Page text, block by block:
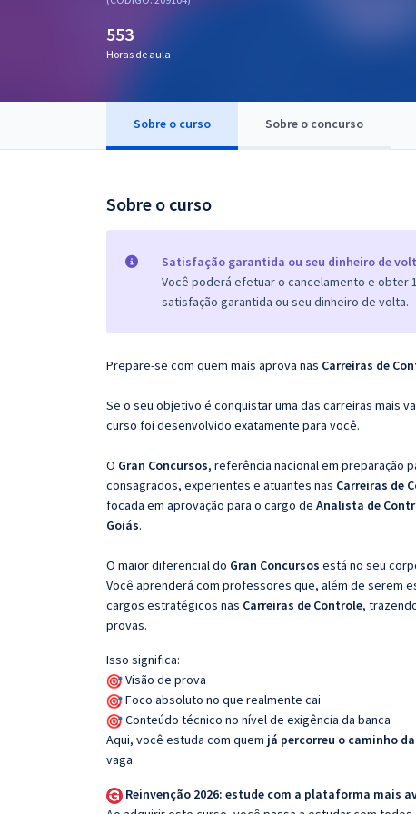
OAB
553
Horas de aula
Sobre o curso Sobre o concurso
Sobre o curso
Satisfação garantida ou seu dinheiro de
Você poderá efetuar o cancelamento e obter
satisfação garantida ou seu dinheiro de volta.
Prepare-se com quem mais aprova nas Carreiras de
Se o seu objetivo é conquistar uma das carreiras mais
curso foi desenvolvido exatamente para você.
O Gran Concursos, referência nacional em preparação
consagrados, experientes e atuantes nas Carreiras de
focada em aprovação para o cargo de Analista de
Goiás.
O maior diferencial do Gran Concursos está no seu
Você aprenderá com professores que, além de serem
cargos estratégicos nas Carreiras de Controle,
provas.
Isso significa:
Visão de prova
Foco absoluto no que realmente cai
Conteúdo técnico no nível de exigência da banca
Aqui, você estuda com quem já percorreu o caminho
vaga.
Reinvenção 2026: estude com a plataforma mais